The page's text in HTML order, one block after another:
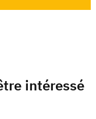
intéressé